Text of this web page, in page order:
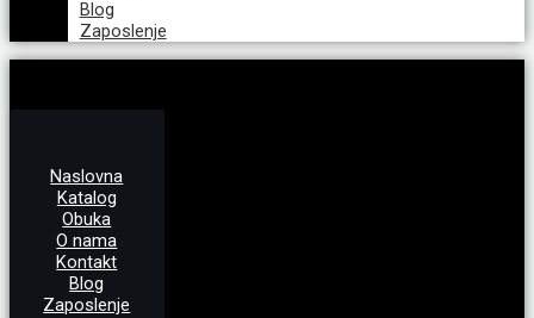
Blog
Zaposlenje
Naslovna
Katalog
Obuka
O nama
Kontakt
Blog
Zaposlenje